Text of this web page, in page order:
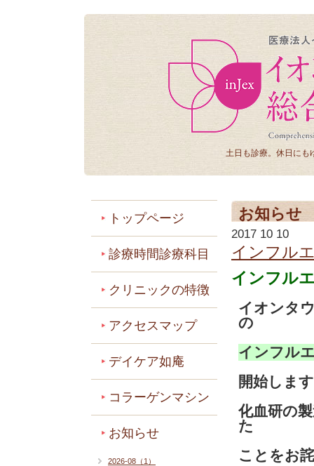
土日も診療。休日にも
お知らせ
2017 10 10
インフル
インフル
イオンタ
の
インフル
開始しま
化血研の
た
ことをお
トップページ
診療時間診療科目
クリニックの特徴
アクセスマップ
デイケア如庵
コラーゲンマシン
お知らせ
2026-08（1）